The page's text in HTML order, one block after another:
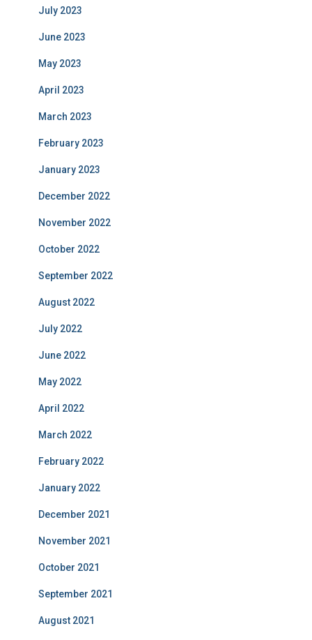
July 2023
June 2023
May 2023
April 2023
March 2023
February 2023
January 2023
December 2022
November 2022
October 2022
September 2022
August 2022
July 2022
June 2022
May 2022
April 2022
March 2022
February 2022
January 2022
December 2021
November 2021
October 2021
September 2021
August 2021